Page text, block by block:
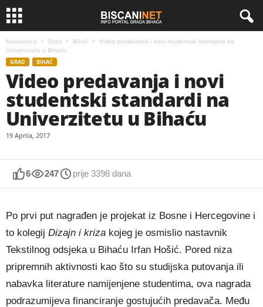
Naslovnica Grad Bihać
Video predavanja i novi studentski standardi na
Univerzitetu u Bihaću
GRAD BIHAĆ
Video predavanja i novi
studentski standardi na
Univerzitetu u Bihaću
19 Aprila, 2017
6 247 prije 3398 dana
Po prvi put nagrađen je projekat iz Bosne i Hercegovine i
to kolegij Dizajn i kriza kojeg je osmislio nastavnik
Tekstilnog odsjeka u Bihaću Irfan Hošić. Pored niza
pripremnih aktivnosti kao što su studijska putovanja ili
nabavka literature namijenjene studentima, ova nagrada
podrazumijeva financiranje gostujućih predavača. Među